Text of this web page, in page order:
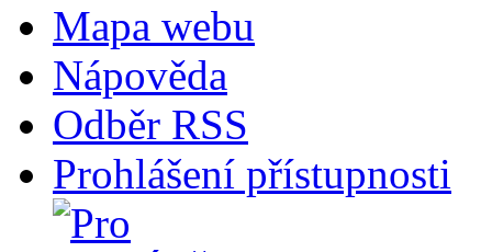
Mapa webu
Nápověda
Odběr RSS
Prohlášení přístupnosti